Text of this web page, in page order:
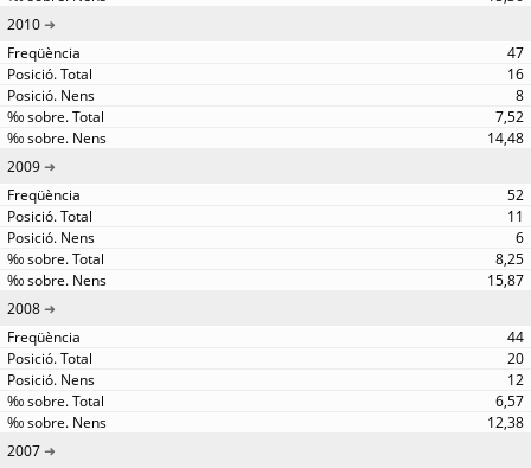
2010
47
16
8
7,52
14,48
2009
52
11
6
8,25
15,87
2008
44
20
12
6,57
12,38
2007